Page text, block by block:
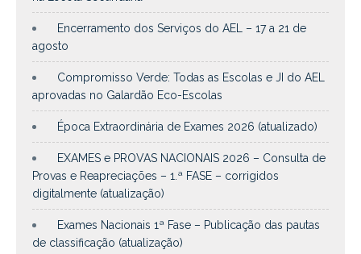
Encerramento dos Serviços do AEL – 17 a 21 de
agosto
Compromisso Verde: Todas as Escolas e JI do AEL
aprovadas no Galardão Eco-Escolas
Época Extraordinária de Exames 2026 (atualizado)
EXAMES e PROVAS NACIONAIS 2026 – Consulta de
Provas e Reapreciações – 1.ª FASE – corrigidos
digitalmente (atualização)
Exames Nacionais 1ª Fase – Publicação das pautas
de classificação (atualização)